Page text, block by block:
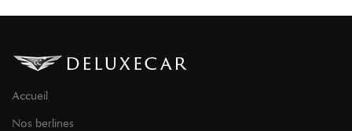
Accueil
Nos berlines